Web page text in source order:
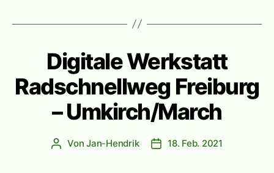
Digitale Werkstatt
Radschnellweg Freiburg
– Umkirch/March
Beitragsautor
VonJan-Hendrik Veröffentlichungsdatum
18. Feb. 2021